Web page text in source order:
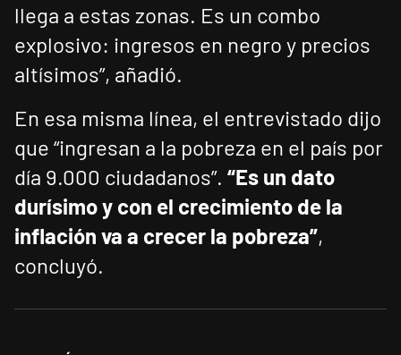
llega a estas zonas. Es un combo
explosivo: ingresos en negro y precios
altísimos”, añadió.
En esa misma línea, el entrevistado dijo
que “ingresan a la pobreza en el país por
día 9.000 ciudadanos”. “Es un dato
durísimo y con el crecimiento de la
inflación va a crecer la pobreza”,
concluyó.